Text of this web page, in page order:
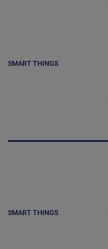
SMART THINGS
SMART THINGS